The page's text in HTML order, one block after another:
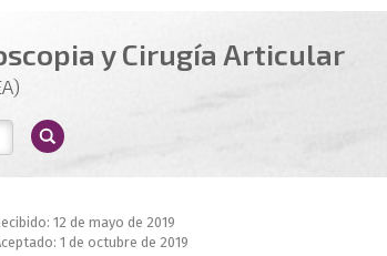
y Cirugía Articular
12 de mayo de 2019
1 de octubre de 2019